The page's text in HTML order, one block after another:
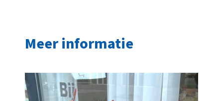
Meer informatie